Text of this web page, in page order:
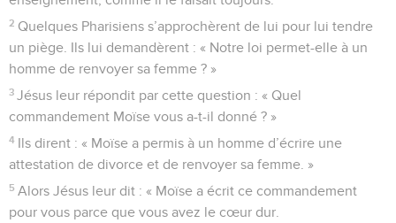
2 Quelques Pharisiens s’approchèrent de lui pour lui tendre
un piège. Ils lui demandèrent : « Notre loi permet-elle à un
homme de renvoyer sa femme ? »
3 Jésus leur répondit par cette question : « Quel
commandement Moïse vous a-t-il donné ? »
4 Ils dirent : « Moïse a permis à un homme d’écrire une
attestation de divorce et de renvoyer sa femme. »
5 Alors Jésus leur dit : « Moïse a écrit ce commandement
pour vous parce que vous avez le cœur dur.